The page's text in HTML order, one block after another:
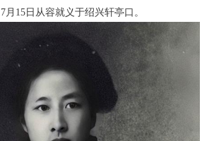
15日从容就义于绍兴轩亭口。